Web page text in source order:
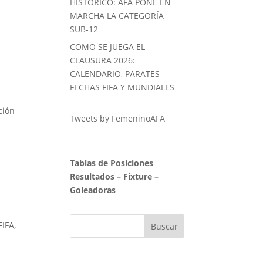
,
MARCHA LA CATEGORÍA
SUB-12
COMO SE JUEGA EL
CLAUSURA 2026:
CALENDARIO, PARATES
FECHAS FIFA Y MUNDIALES
Tweets by FemeninoAFA
Tablas de Posiciones
Resultados – Fixture –
Goleadoras